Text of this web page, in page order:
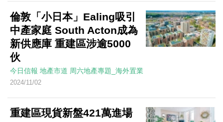
倫敦「小日本」Ealing吸引
中產家庭 South Acton成為
新供應庫 重建區涉逾5000
伙
今日信報 地產市道 周六地產專題_海外置業
2024/11/02
重建區現貨新盤421萬進場